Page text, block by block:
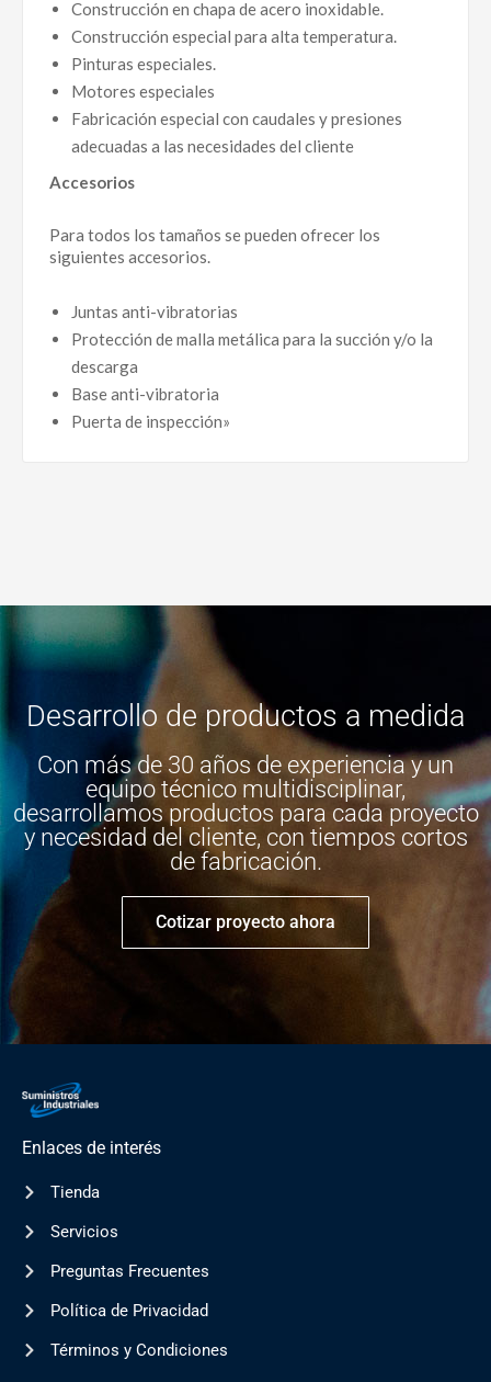
Construcción en chapa de acero inoxidable.
Construcción especial para alta temperatura.
Pinturas especiales.
Motores especiales
Fabricación especial con caudales y presiones
adecuadas a las necesidades del cliente
Accesorios
Para todos los tamaños se pueden ofrecer los
siguientes accesorios.
Juntas anti-vibratorias
Protección de malla metálica para la succión y/o la
descarga
Base anti-vibratoria
Puerta de inspección»
Desarrollo de productos a medida
Con más de 30 años de experiencia y un
equipo técnico multidisciplinar,
desarrollamos productos para cada proyecto
y necesidad del cliente, con tiempos cortos
de fabricación.
Cotizar proyecto ahora
Enlaces de interés
Tienda
Servicios
Preguntas Frecuentes
Política de Privacidad
Términos y Condiciones